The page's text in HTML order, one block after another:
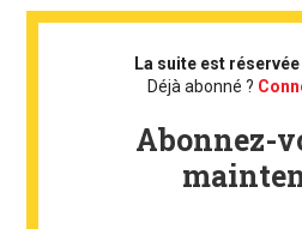
La suite est
Déjà abonné ?
Abonnez-